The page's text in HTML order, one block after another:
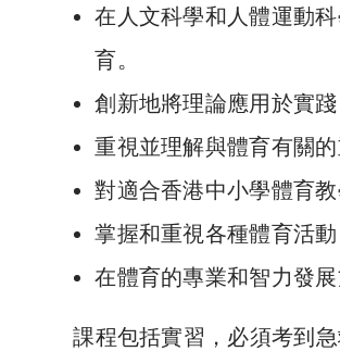
在人文科學和人體運動
育。
創新地將理論應用於實
重視並理解與體育有關的
對適合香港中小學體育
掌握和重視各種體育活
在體育的專業和智力發展
課程包括實習，必須考到